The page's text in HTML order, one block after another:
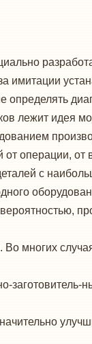
ими­тации
лежит идея
операции, от
с
многих